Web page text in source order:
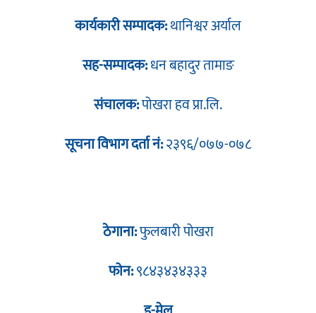
कार्यकारी सम्पादक:थानिश्वर अर्याल
सह-सम्पादक:धन बहादुर तामाङ
संचालक:पोखरा हव प्रा.लि.
सूचना विभाग दर्ता नं:२३९६/०७७-०७८
ठेगाना:फुलबारी पोखरा
फोन:९८४३४३४३३३